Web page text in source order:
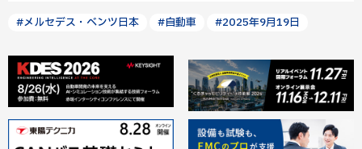
#メルセデス・ベンツ日本 #自動車 #2025年9月19日